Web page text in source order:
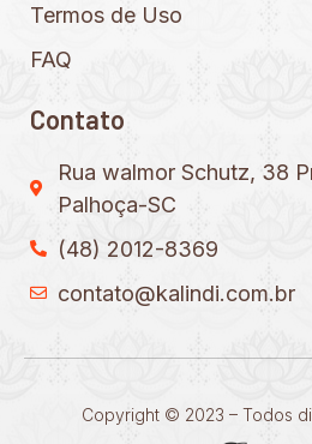
Termos de Uso
FAQ
Contato
Rua walmor Schutz, 38
Palhoça-SC
(48) 2012-8369
contato@kalindi.com.br
Copyright © 2023 – Todos